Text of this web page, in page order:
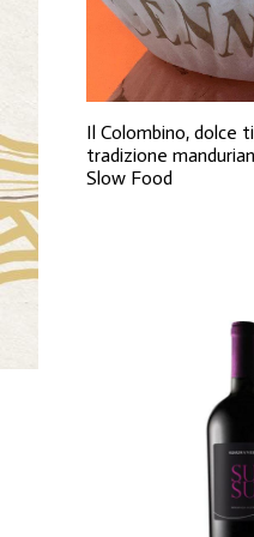
Il Colombino, dolce
tradizione
Slow Food